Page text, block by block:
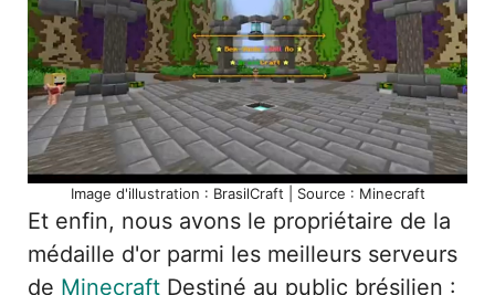
Image d'illustration : BrasilCraft | Source : Minecraft
Et enfin, nous avons le propriétaire de la
médaille d'or parmi les meilleurs serveurs
de Minecraft Destiné au public brésilien :